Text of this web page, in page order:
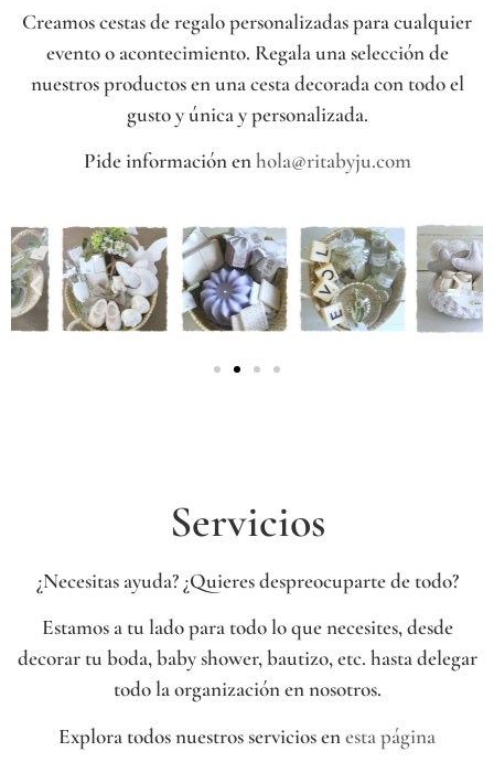
Creamos cestas de regalo personalizadas para cualquier
evento o acontecimiento. Regala una selección de
nuestros productos en una cesta decorada con todo el
gusto y única y personalizada.
Pide información enhola@ritabyju.com
Servicios
¿Necesitas ayuda? ¿Quieres despreocuparte de todo?
Estamos a tu lado para todo lo que necesites, desde
decorar tu boda, baby shower, bautizo, etc. hasta delegar
todo la organización en nosotros.
Explora todos nuestros servicios enesta página